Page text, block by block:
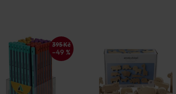
395 Kč
–49 %